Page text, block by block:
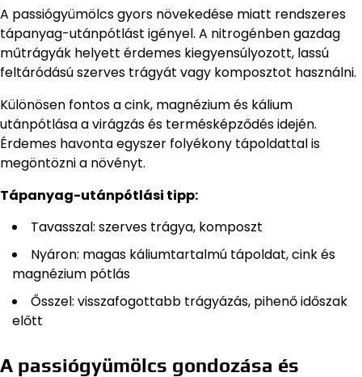
A passiógyümölcs gyors növekedése miatt rendszeres
tápanyag-utánpótlást igényel. A nitrogénben gazdag
műtrágyák helyett érdemes kiegyensúlyozott, lassú
feltáródású szerves trágyát vagy komposztot használni.
Különösen fontos a cink, magnézium és kálium
utánpótlása a virágzás és termésképződés idején.
Érdemes havonta egyszer folyékony tápoldattal is
megöntözni a növényt.
Tápanyag-utánpótlási tipp:
Tavasszal: szerves trágya, komposzt
Nyáron: magas káliumtartalmú tápoldat, cink és
magnézium pótlás
Ősszel: visszafogottabb trágyázás, pihenő időszak
előtt
A passiógyümölcs gondozása és